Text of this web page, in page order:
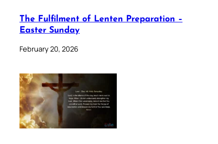
The Fulfilment of Lenten Preparation –
Easter Sunday
February 20, 2026